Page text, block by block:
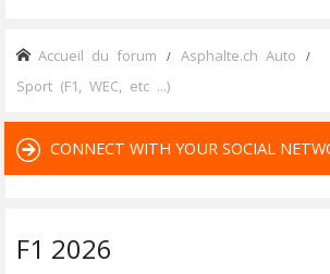
Accueil du forum Asphalte.ch Auto
Sport (F1, WEC, etc ...)
CONNECT WITH YOUR SOCIAL
F1 2026